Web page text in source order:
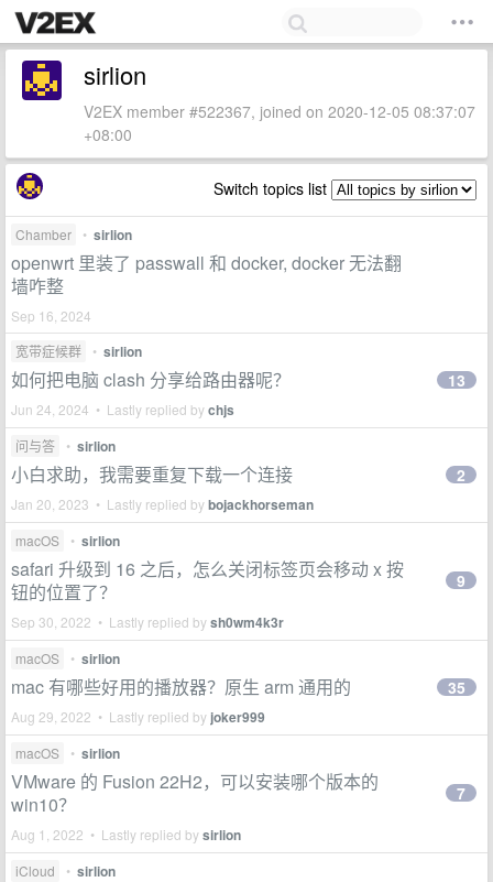
sirlion
V2EX member #522367, joined on 2020-12-05 08:37:07
+08:00
Switch topics list
Chamber • sirlion
openwrt 里装了 passwall 和 docker, docker 无法翻
墙咋整
Sep 16, 2024
宽带症候群
• sirlion
如何把电脑 clash 分享给路由器呢？
Jun 24, 2024 • Lastly replied bychjs
13
问与答 • sirlion
小白求助，我需要重复下载一个连接
Jan 20, 2023 • Lastly replied bybojackhorseman
2
macOS • sirlion
safari 升级到 16 之后，怎么关闭标签页会移动 x 按
钮的位置了？
Sep 30, 2022 • Lastly replied bysh0wm4k3r
9
macOS • sirlion
mac 有哪些好用的播放器？原生 arm 通用的
Aug 29, 2022 • Lastly replied by joker999
35
macOS • sirlion
VMware 的 Fusion 22H2，可以安装哪个版本的
win10？
Aug 1, 2022 • Lastly replied bysirlion
7
iCloud • sirlion